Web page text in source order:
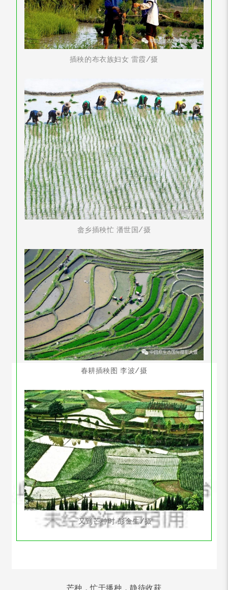
插秧的布衣族妇女 雷霞/摄
畲乡插秧忙 潘世国/摄
春耕插秧图 李波/摄
又到芒种时 彭金生/摄
芒种，忙于播种，静待收获